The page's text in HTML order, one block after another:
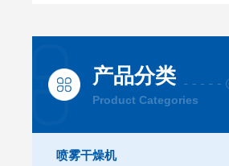
产品分类
Product Categories
喷雾干燥机